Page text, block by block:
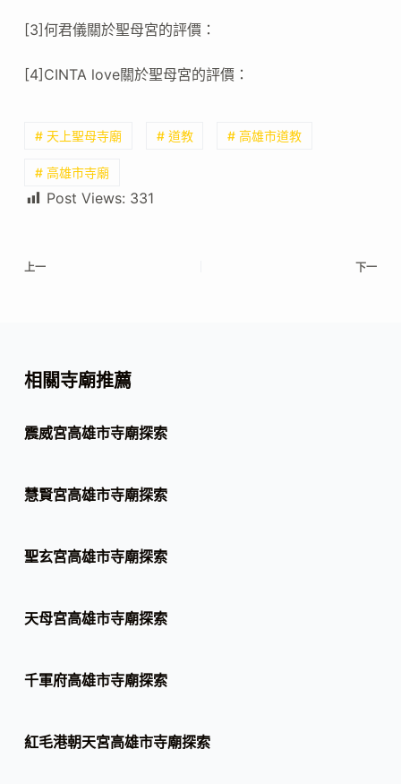
[3]何君儀關於聖母宮的評價：
[4]CINTA love關於聖母宮的評價：
# 天上聖母寺廟 # 道教 # 高雄市道教
# 高雄市寺廟
Post Views: 331
上一 下一
相關寺廟推薦
震威宮高雄市寺廟探索
慧賢宮高雄市寺廟探索
聖玄宮高雄市寺廟探索
天母宮高雄市寺廟探索
千軍府高雄市寺廟探索
紅毛港朝天宮高雄市寺廟探索